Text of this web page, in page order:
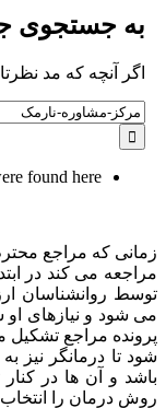
به جستجوی
اگر آنچه که مد
Search
for:
found here.
زمانی که مراجع
مراجعه می کند در
توسط روانشناسان
می شود و نیازهای
پرونده مراجع تشکیل
شود تا درمانگر نیز
باشد و آن ها در کنار
روش درمان را انتخاب